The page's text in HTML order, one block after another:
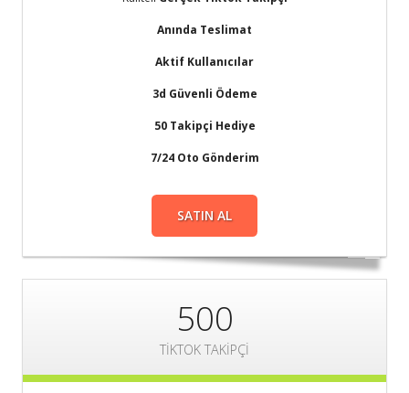
Anında Teslimat
Aktif Kullanıcılar
3d Güvenli Ödeme
50 Takipçi Hediye
7/24 Oto Gönderim
SATIN AL
500
TİKTOK TAKİPÇİ